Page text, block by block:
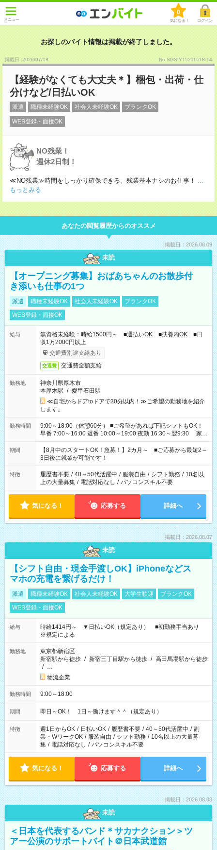
メニュー
0
気になる！ ログイン
お探しのバイト情報は掲載が終了しました。
掲載日 :2026/07/18 No.SGSIY15211618-T4
【経験がなくても大丈夫＊】梱包・出荷・仕
分けなど/日払いOK
派遣 職種未経験OK 社会人未経験OK ブランクOK
WEB登録・面接OK
NO残業！
週休2日制！
≪NO残業≫時間をしっかり確保できる、残業基本ナシのお仕事！
...
もっとみる
あなたの閲覧履歴からのオススメ
掲載日：2026.08.09
未読
【オープニング募集】おばあちゃんのお散歩付
き添いも仕事の1つ
派遣 職種未経験OK 社会人未経験OK
ブランクOK
WEB登録・面接OK
給与
無資格未経験：時給1500円～ ■週払いOK ■扶養内OK ■日
収1万2000円以上
交通費別途支給あり
交通費 交通費全額支給
勤務地
神奈川県厚木市
本厚木駅 / 愛甲石田駅
≪自宅からドアtoドアで30分以内！≫ご希望の勤務地を紹介
します。
勤務時間
9:00～18:00（休憩60分） ■ご希望があれば下記シフトもOK！
早番 7:00～16:00 遅番 10:00～19:00 夜勤 16:30～翌9:30 「家族
と休みを合わせたい」 「余裕を持って夕飯の準備がしたい」
「できれば残業はしたくない」 など、ご希望を教えてください
ね。 ※Wワーク希望の方へ 今ご覧のお仕事で希望する勤務時間
と、もう1つのお仕事の勤務時間。 合計で週40時間を超える場
合は応募できません。
期間
【8月中のスタートOK！急募！】2カ月～ ■ご応募から最短2～
3日後に就業が可能です！
特徴 履歴書不要 / 40～50代活躍中 / 服装自由 / シフト勤務 / 10名以
上の大量募集 / 電話対応なし / パソコンスキル不要
気になる！ 応募する 詳細へ
掲載日：2026.08.07
未読
【シフト自由・現金手渡しOK】iPhoneなどス
マホの充電を繋げるだけ！
派遣 職種未経験OK 社会人未経験OK 大学生歓迎
ブランクOK
WEB登録・面接OK
給与
時給1414円～ ▼日払いOK（規定あり） ■初勤務手当あり
※規定による
勤務地
東京都新宿区
新宿駅から徒歩 / 新宿三丁目駅から徒歩 / 高田馬場駅から徒歩
/ …
物流企業
勤務時間 9:00～18:00
期間 即日～OK！ 1日～働けます＾＾（規定あり）
特徴 週1日からOK / 日払いOK / 履歴書不要 / 40～50代活躍中 / 副
業・WワークOK / 服装自由 / シフト勤務 / 10名以上の大量募
集 / 電話対応なし / パソコンスキル不要
気になる！ 応募する 詳細へ
掲載日：2026.08.03
未読
＜日本を代表するバンド＊サカナクション＞ツ
アー公演のサポートバイト＠日本武道館